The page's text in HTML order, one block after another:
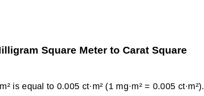
Square Meter to Carat Square
is equal to 0.005 ct·m² (1 mg·m² = 0.005 ct·m²).